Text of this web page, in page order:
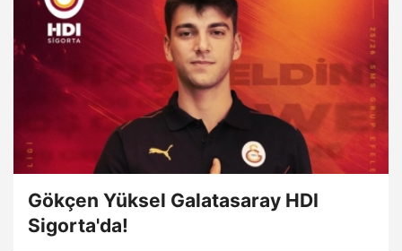
Gökçen Yüksel Galatasaray HDI
Sigorta'da!